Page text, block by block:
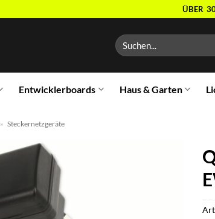
ÜBER
Suchen
nach:
Entwicklerboards Haus & Garten
» Steckernetzgeräte